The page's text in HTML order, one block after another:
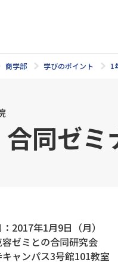
商学部 学びのポイント 1
同ゼミ
2017年1月9日（月）
ゼミとの合同研究会
ャンパス3号館101教室